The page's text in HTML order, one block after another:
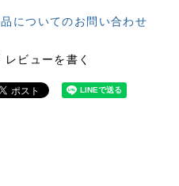
についてのお問い合わせ
レビューを書く